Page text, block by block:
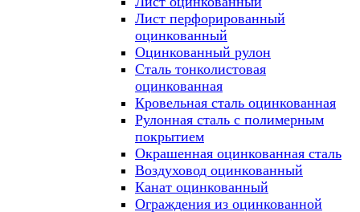
Лист перфорированный
оцинкованный
Оцинкованный рулон
Сталь тонколистовая
оцинкованная
Кровельная сталь оцинкованная
Рулонная сталь с полимерным
покрытием
Окрашенная оцинкованная сталь
Воздуховод оцинкованный
Канат оцинкованный
Ограждения из оцинкованной